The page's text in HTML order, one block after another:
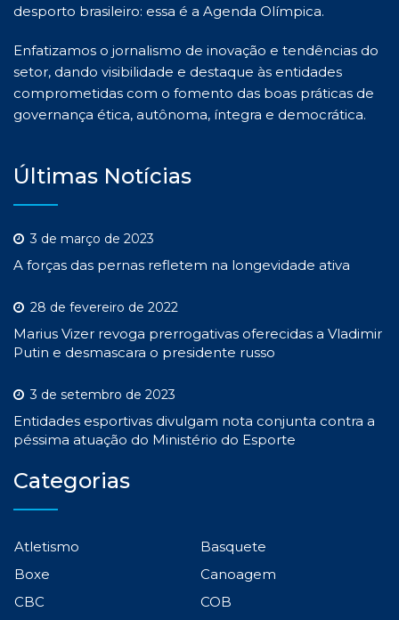
desporto brasileiro: essa é a Agenda Olímpica.
Enfatizamos o jornalismo de inovação e tendências do
setor, dando visibilidade e destaque às entidades
comprometidas com o fomento das boas práticas de
governança ética, autônoma, íntegra e democrática.
Últimas Notícias
3 de março de 2023
A forças das pernas refletem na longevidade ativa
28 de fevereiro de 2022
Marius Vizer revoga prerrogativas oferecidas a Vladimir
Putin e desmascara o presidente russo
3 de setembro de 2023
Entidades esportivas divulgam nota conjunta contra a
péssima atuação do Ministério do Esporte
Categorias
Atletismo
Basquete
Boxe
Canoagem
CBC
COB